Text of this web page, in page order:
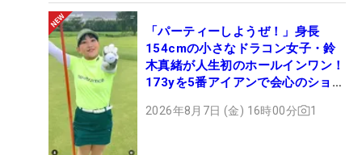
「パーティーしようぜ！」身長
154cmの小さなドラコン女子・鈴
木真緒が人生初のホールインワン！
173yを5番アイアンで会心のショッ
2026年8月7日 (金) 16時00分 1